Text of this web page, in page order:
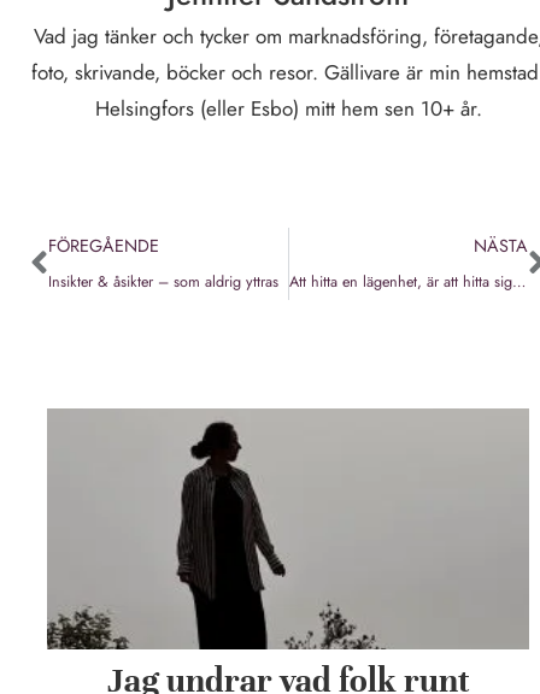
Vad jag tänker och tycker om marknadsföring,
foto, skrivande, böcker och resor. Gällivare är min
Helsingfors (eller Esbo) mitt hem sen 10+ år.
FÖREGÅENDE
Insikter & åsikter – som aldrig yttras
NÄSTA
Att hitta en lägenhet, är att hitta sig själv
Jag undrar vad folk runt